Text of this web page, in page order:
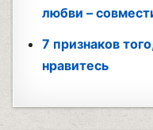
любви –
7 признаков
нравитесь